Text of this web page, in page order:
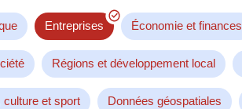
Entreprises Économie et finances
Régions et développement local
culture et sport Données géospatiales